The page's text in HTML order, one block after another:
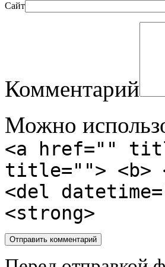
Сайт
Комментарий
Можно
<a href=""
title=""> <b>
<del
<strong>